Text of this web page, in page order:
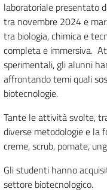
laboratoriale presentato
tra novembre 2024 e
tra biologia, chimica e
completa e immersiva.
sperimentali, gli alunni
affrontando temi quali
biotecnologie.
Tante le attività svolte,
diverse metodologie e la
creme, scrub, pomate,
Gli studenti hanno
settore biotecnologico.